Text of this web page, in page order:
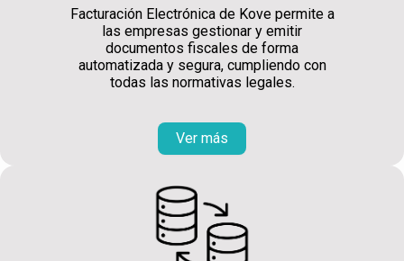
Facturación Electrónica de Kove permite a
las empresas gestionar y emitir
documentos fiscales de forma
automatizada y segura, cumpliendo con
todas las normativas legales.
Ver más